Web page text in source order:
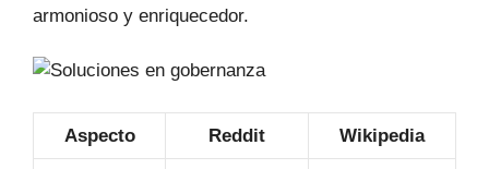
armonioso y enriquecedor.
Aspecto Reddit Wikipedia